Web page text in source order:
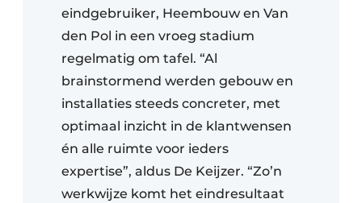
eindgebruiker, Heembouw en Van
den Pol in een vroeg stadium
regelmatig om tafel. “Al
brainstormend werden gebouw en
installaties steeds concreter, met
optimaal inzicht in de klantwensen
én alle ruimte voor ieders
expertise”, aldus De Keijzer. “Zo’n
werkwijze komt het eindresultaat